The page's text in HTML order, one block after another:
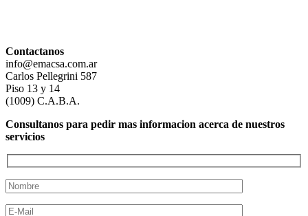
Contactanos
info@emacsa.com.ar
Carlos Pellegrini 587
Piso 13 y 14
(1009) C.A.B.A.
Consultanos para pedir mas informacion acerca de nuestros
servicios